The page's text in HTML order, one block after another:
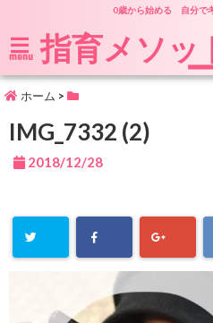
0歳から始める 自分で
menu 指育メソッ
ホーム >
IMG_7332 (2)
2018/12/28